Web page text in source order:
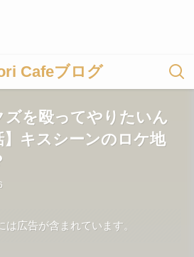
Cafeブログ
ズを殴ってやりたいん
】キスシーンのロケ地
は広告が含まれています。